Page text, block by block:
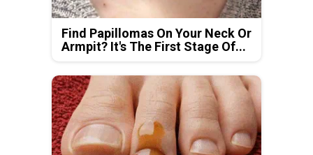
Find Papillomas On Your Neck Or
Armpit? It's The First Stage Of...